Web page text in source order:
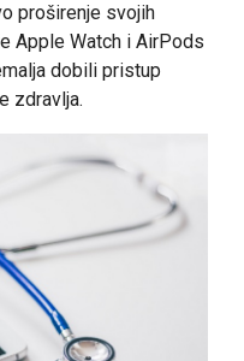
proširenje svojih
Apple Watch i AirPods
dobili pristup
zdravlja.